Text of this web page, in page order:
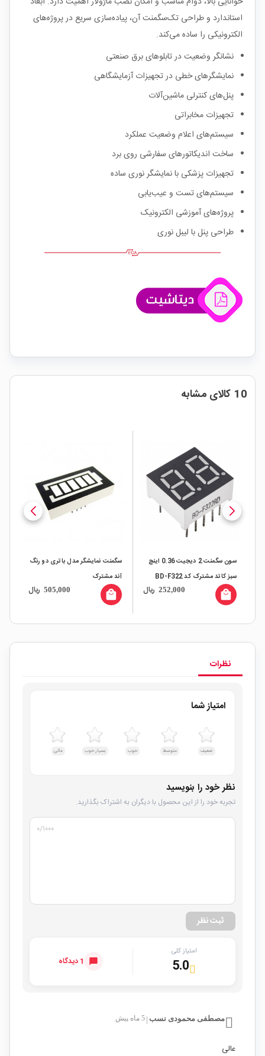
استاندارد و طراحی تک‌سگمنت آن، پیاده‌سازی سریع در پروژه‌های
الکترونیکی را ساده می‌کند.
نشانگر وضعیت در تابلوهای برق صنعتی
نمایشگرهای خطی در تجهیزات آزمایشگاهی
پنل‌های کنترلی ماشین‌آلات
تجهیزات مخابراتی
سیستم‌های اعلام وضعیت عملکرد
ساخت اندیکاتورهای سفارشی روی برد
تجهیزات پزشکی با نمایشگر نوری ساده
سیستم‌های تست و عیب‌یابی
پروژه‌های آموزشی الکترونیک
طراحی پنل با لیبل نوری
10 کالای مشابه
سون سگمنت 2 دیجیت 0.36 اینچ
سبز کاتد مشترک کد BD-F322
252,000 ریال local_mall
سگمنت نمایشگر مدل باتری دو رنگ
آند مشترک
505,000 ریال local_mall
نظرات
امتیاز شما
ضعیف متوسط خوب بسیار خوب عالی
نظر خود را بنویسید
تجربه خود را از این محصول با دیگران به اشتراک بگذارید.
۰/۱۰۰۰
ثبت نظر
امتیاز کلی
5.0 1 دیدگاه
مصطفی محمودی نسب 5 ماه پیش
عالی